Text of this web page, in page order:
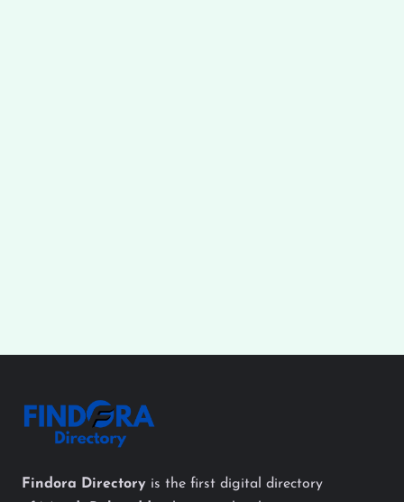
Findora Directory is the first digital directory